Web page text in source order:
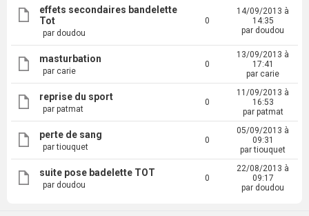
effets secondaires bandelette
Tot
par doudou
0
14/09/2013 à
14:35
par doudou
masturbation
par carie
0
13/09/2013 à
17:41
par carie
reprise du sport
par patmat
0
11/09/2013 à
16:53
par patmat
perte de sang
par tiouquet
0
05/09/2013 à
09:31
par tiouquet
suite pose badelette TOT
par doudou
0
22/08/2013 à
09:17
par doudou